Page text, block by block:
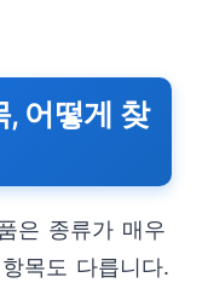
, 어떻게 찾
은 종류가 매우
목도 다릅니다.